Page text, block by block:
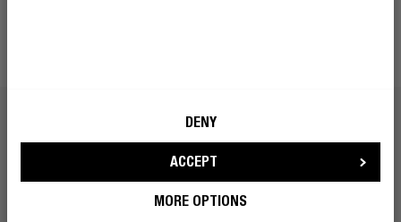
DENY
ACCEPT
MORE OPTIONS